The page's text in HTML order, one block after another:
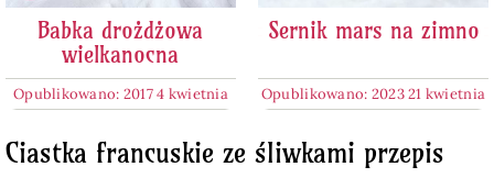
Babka drożdżowa
wielkanocna
Opublikowano: 2017 4 kwietnia
Sernik mars na zimno
Opublikowano: 2023 21 kwietnia
Ciastka francuskie ze śliwkami przepis